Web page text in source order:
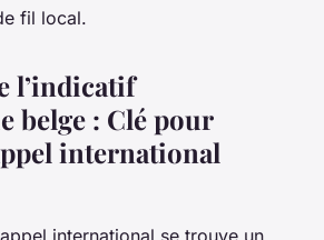
fil local.
l’indicatif
belge : Clé pour
international